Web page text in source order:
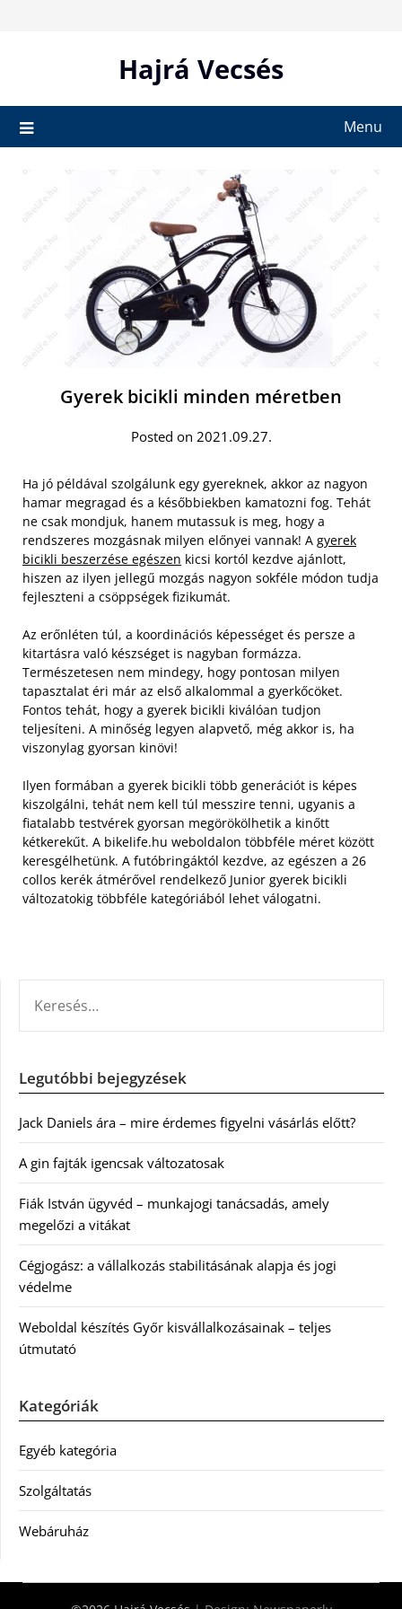
Hajrá Vecsés
Menu
Gyerek bicikli minden méretben
Posted on 2021.09.27.
Ha jó példával szolgálunk egy gyereknek, akkor az nagyon
hamar megragad és a későbbiekben kamatozni fog. Tehát
ne csak mondjuk, hanem mutassuk is meg, hogy a
rendszeres mozgásnak milyen előnyei vannak! A gyerek
bicikli beszerzése egészen kicsi kortól kezdve ajánlott,
hiszen az ilyen jellegű mozgás nagyon sokféle módon tudja
fejleszteni a csöppségek fizikumát.
Az erőnléten túl, a koordinációs képességet és persze a
kitartásra való készséget is nagyban formázza.
Természetesen nem mindegy, hogy pontosan milyen
tapasztalat éri már az első alkalommal a gyerkőcöket.
Fontos tehát, hogy a gyerek bicikli kiválóan tudjon
teljesíteni. A minőség legyen alapvető, még akkor is, ha
viszonylag gyorsan kinövi!
Ilyen formában a gyerek bicikli több generációt is képes
kiszolgálni, tehát nem kell túl messzire tenni, ugyanis a
fiatalabb testvérek gyorsan megörökölhetik a kinőtt
kétkerekűt. A bikelife.hu weboldalon többféle méret között
keresgélhetünk. A futóbringáktól kezdve, az egészen a 26
collos kerék átmérővel rendelkező Junior gyerek bicikli
változatokig többféle kategóriából lehet válogatni.
Legutóbbi bejegyzések
Jack Daniels ára – mire érdemes figyelni vásárlás előtt?
A gin fajták igencsak változatosak
Fiák István ügyvéd – munkajogi tanácsadás, amely
megelőzi a vitákat
Cégjogász: a vállalkozás stabilitásának alapja és jogi
védelme
Weboldal készítés Győr kisvállalkozásainak – teljes
útmutató
Kategóriák
Egyéb kategória
Szolgáltatás
Webáruház